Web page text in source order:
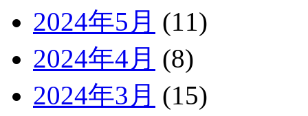
2024年5月 (11)
2024年4月 (8)
2024年3月 (15)